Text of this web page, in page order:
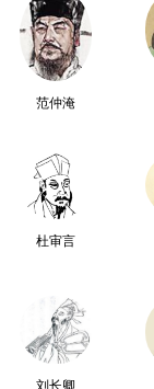
范仲淹
杜审言
刘长卿